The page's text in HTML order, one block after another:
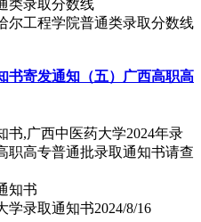
尔工程学院普通类录取分数线
书寄发通知（五）广西高职高
书,广西中医药大学2024年录
职高专普通批录取通知书请查
学录取通知书2024/8/16